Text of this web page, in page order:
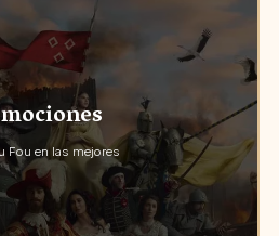
Fou en las mejores